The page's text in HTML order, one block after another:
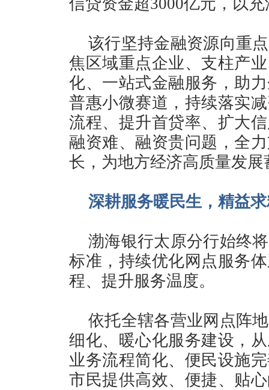
信贷资金超3000亿元，以
该行坚持金融资源向重
焦区域重点企业、支柱产
化、一站式金融服务，助
普惠小微赛道，持续落实
流程、提升首贷率、扩大
融资难、融资贵问题，全
长，为地方经济高质量发展
深耕服务暖民生，精益
渤海银行太原分行始终
标准，持续优化网点服务
程、提升服务温度。
依托全辖各营业网点阵
细化、暖心化服务建设，
业务流程简化、便民设施
市民提供高效、便捷、贴